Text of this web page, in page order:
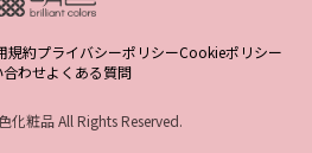
規約プライバシーポリシーCookieポリシー
合わせよくある質問
化粧品 All Rights Reserved.